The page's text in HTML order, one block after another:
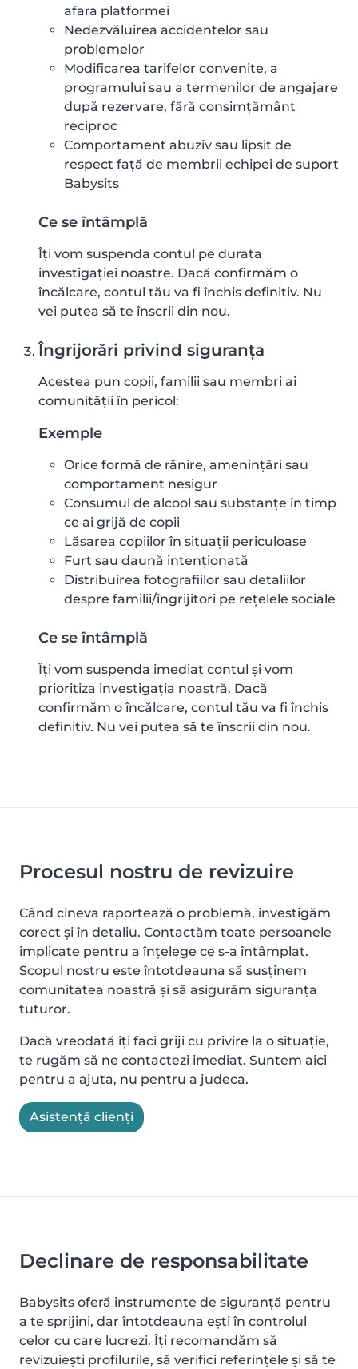
afara platformei
Nedezvăluirea accidentelor sau
problemelor
Modificarea tarifelor convenite, a
programului sau a termenilor de angajare
după rezervare, fără consimțământ
reciproc
Comportament abuziv sau lipsit de
respect față de membrii echipei de suport
Babysits
Ce se întâmplă
Îți vom suspenda contul pe durata
investigației noastre. Dacă confirmăm o
încălcare, contul tău va fi închis definitiv. Nu
vei putea să te înscrii din nou.
Îngrijorări privind siguranța
Acestea pun copii, familii sau membri ai
comunității în pericol:
Exemple
Orice formă de rănire, amenințări sau
comportament nesigur
Consumul de alcool sau substanţe în timp
ce ai grijă de copii
Lăsarea copiilor în situații periculoase
Furt sau daună intenționată
Distribuirea fotografiilor sau detaliilor
despre familii/îngrijitori pe rețelele sociale
Ce se întâmplă
Îți vom suspenda imediat contul și vom
prioritiza investigația noastră. Dacă
confirmăm o încălcare, contul tău va fi închis
definitiv. Nu vei putea să te înscrii din nou.
Procesul nostru de revizuire
Când cineva raportează o problemă, investigăm
corect și în detaliu. Contactăm toate persoanele
implicate pentru a înțelege ce s-a întâmplat.
Scopul nostru este întotdeauna să susținem
comunitatea noastră și să asigurăm siguranța
tuturor.
Dacă vreodată îți faci griji cu privire la o situație,
te rugăm să ne contactezi imediat. Suntem aici
pentru a ajuta, nu pentru a judeca.
Asistență clienți
Declinare de responsabilitate
Babysits oferă instrumente de siguranță pentru
a te sprijini, dar întotdeauna ești în controlul
celor cu care lucrezi. Îți recomandăm să
revizuiești profilurile, să verifici referințele și să te